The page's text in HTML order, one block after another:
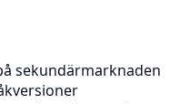
sekundärmarknaden